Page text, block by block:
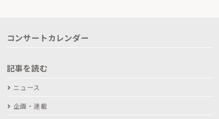
コンサートカレンダー
記事を読む
ニュース
企画・連載